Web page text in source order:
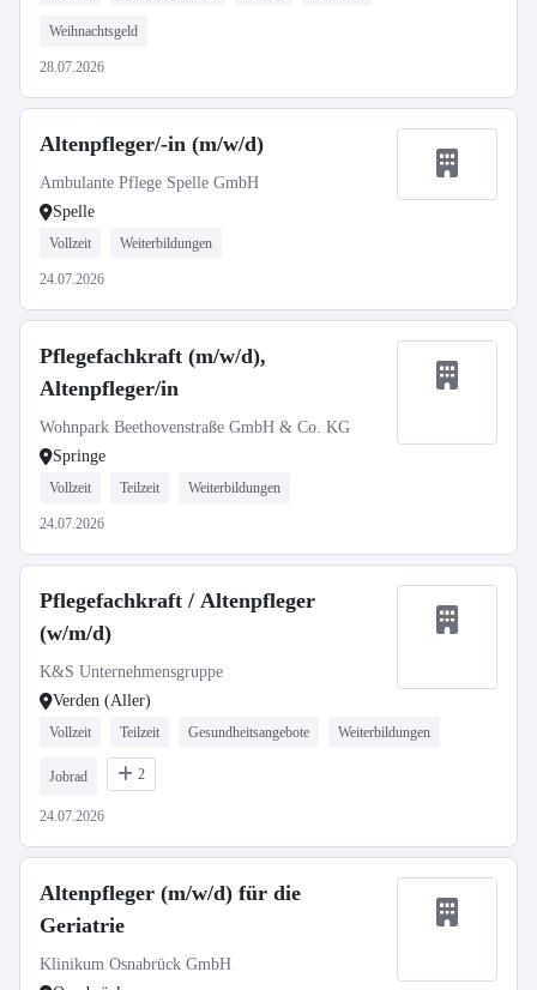
Weihnachtsgeld
28.07.2026
Altenpfleger/-in (m/w/d)
Ambulante Pflege Spelle GmbH
Spelle
Vollzeit Weiterbildungen
24.07.2026
Pflegefachkraft (m/w/d),
Altenpfleger/in
Wohnpark Beethovenstraße GmbH & Co. KG
Springe
Vollzeit Teilzeit Weiterbildungen
24.07.2026
Pflegefachkraft / Altenpfleger
(w/m/d)
K&S Unternehmensgruppe
Verden (Aller)
Vollzeit Teilzeit Gesundheitsangebote Weiterbildungen
Jobrad 2
24.07.2026
Altenpfleger (m/w/d) für die
Geriatrie
Klinikum Osnabrück GmbH